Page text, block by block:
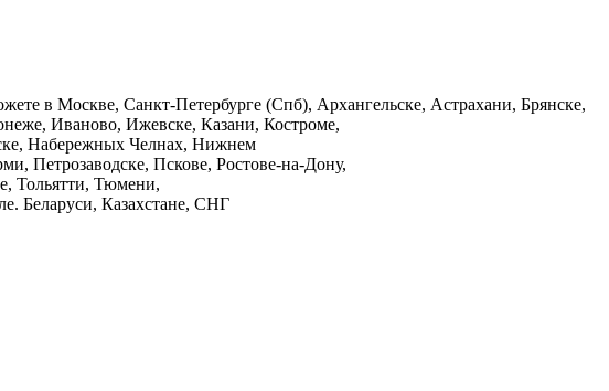
в Москве, Санкт-Петербурге (Спб), Архангельске, Астрахани, Брянске,
Иваново, Ижевске, Казани, Костроме,
Набережных Челнах, Нижнем
Петрозаводске, Пскове, Ростове-на-Дону,
Тольятти, Тюмени,
Беларуси, Казахстане, СНГ